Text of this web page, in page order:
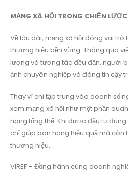
MẠNG XÃ HỘI TRONG CHIẾN
Về lâu dài, mạng xã hội đóng vai trò
thương hiệu bền vững. Thông qua
lượng và tương tác đều đặn, người
ảnh chuyên nghiệp và đáng tin cậy
Thay vì chỉ tập trung vào doanh số
xem mạng xã hội như một phần
hàng tổng thể. Khi được đầu tư
chỉ giúp bán hàng hiệu quả mà còn
thương hiệu.
VIREF – Đồng hành cùng doanh